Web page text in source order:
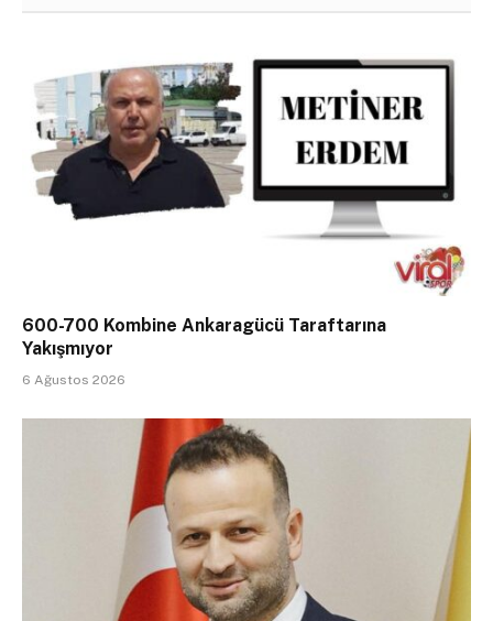
600-700 Kombine Ankaragücü Taraftarına
Yakışmıyor
6 Ağustos 2026